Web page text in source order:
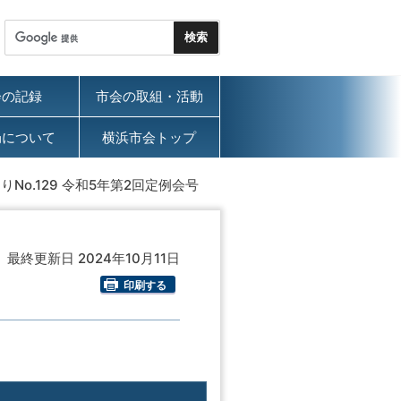
記録 市会の取組・活動
ついて 横浜市会トップ
No.129 令和5年第2回定例会号
最終更新日 2024年10月11日
印刷する